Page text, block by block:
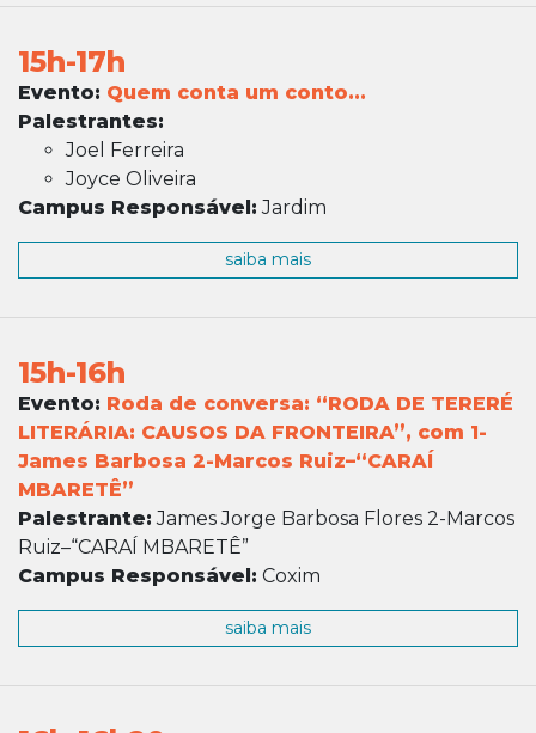
15h-17h
Evento: Quem conta um conto...
Palestrantes:
Joel Ferreira
Joyce Oliveira
Campus Responsável: Jardim
saiba mais
15h-16h
Evento: Roda de conversa: “RODA DE TERERÉ
LITERÁRIA: CAUSOS DA FRONTEIRA”, com 1-
James Barbosa 2-Marcos Ruiz–“CARAÍ
MBARETÊ”
Palestrante: James Jorge Barbosa Flores 2-Marcos
Ruiz–“CARAÍ MBARETÊ”
Campus Responsável: Coxim
saiba mais